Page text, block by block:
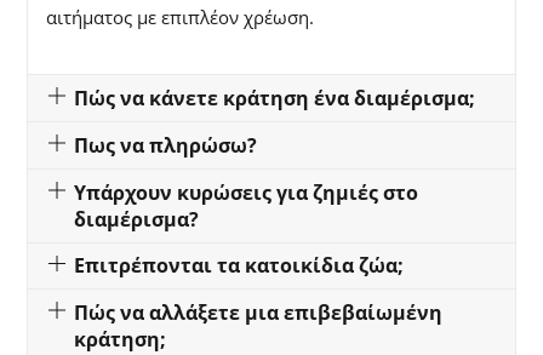
αιτήματος με επιπλέον χρέωση.
Πώς να κάνετε κράτηση ένα διαμέρισμα;
Πως να πληρώσω?
Υπάρχουν κυρώσεις για ζημιές στο
διαμέρισμα?
Επιτρέπονται τα κατοικίδια ζώα;
Πώς να αλλάξετε μια επιβεβαίωμένη
κράτηση;